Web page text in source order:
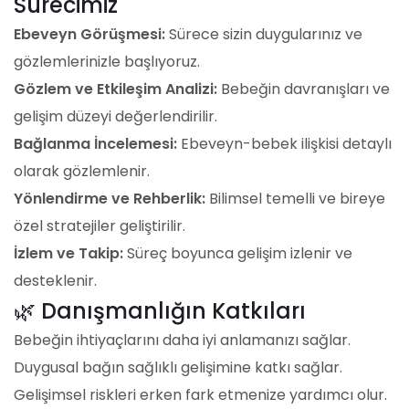
Ebeveyn Görüşmesi:Sürece sizin duygularınız ve
gözlemlerinizle başlıyoruz.
Gözlem ve Etkileşim Analizi: Bebeğin davranışları ve
gelişim düzeyi değerlendirilir.
Bağlanma İncelemesi: Ebeveyn-bebek ilişkisi detaylı
olarak gözlemlenir.
Yönlendirme ve Rehberlik: Bilimsel temelli ve bireye
özel stratejiler geliştirilir.
İzlem ve Takip:Süreç boyunca gelişim izlenir ve
desteklenir.
🌿 Danışmanlığın Katkıları
Bebeğin ihtiyaçlarını daha iyi anlamanızı sağlar.
Duygusal bağın sağlıklı gelişimine katkı sağlar.
Gelişimsel riskleri erken fark etmenize yardımcı olur.